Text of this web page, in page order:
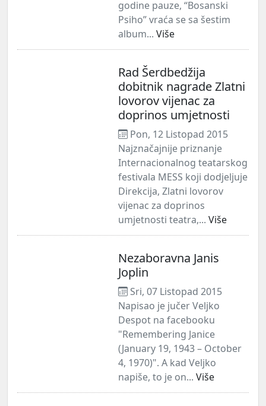
godine pauze, “Bosanski
Psiho” vraća se sa šestim
album... Više
Rad Šerdbedžija
dobitnik nagrade Zlatni
lovorov vijenac za
doprinos umjetnosti
Pon, 12 Listopad 2015
Najznačajnije priznanje
Internacionalnog teatarskog
festivala MESS koji dodjeljuje
Direkcija, Zlatni lovorov
vijenac za doprinos
umjetnosti teatra,... Više
Nezaboravna Janis
Joplin
Sri, 07 Listopad 2015
Napisao je jučer Veljko
Despot na facebooku
"Remembering Janice
(January 19, 1943 – October
4, 1970)". A kad Veljko
napiše, to je on... Više